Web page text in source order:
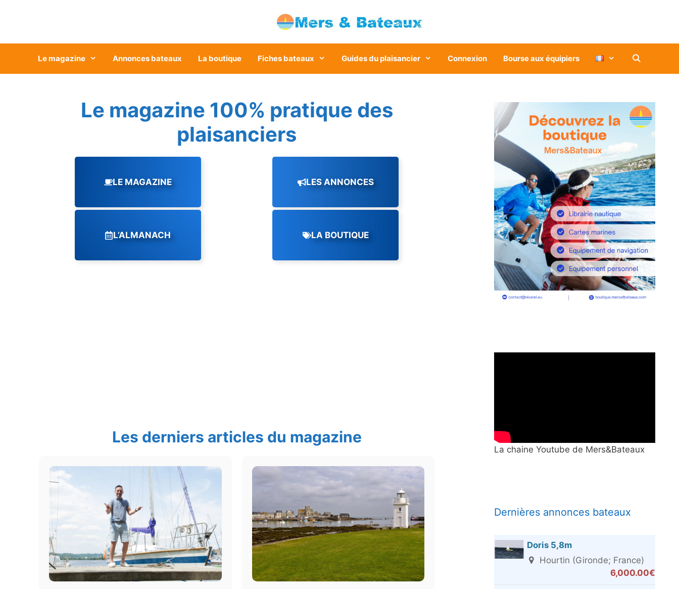
Le magazine Annonces bateaux La boutique Fiches bateaux Guides du plaisancier Connexion Bourse aux équipiers
Le magazine 100% pratique des
plaisanciers
LE MAGAZINE LES ANNONCES
L’ALMANACH LA BOUTIQUE
Les derniers articles du magazine
La chaine Youtube de Mers&Bateaux
Dernières annonces bateaux
Doris 5,8m
Hourtin (Gironde; France)
6,000.00€